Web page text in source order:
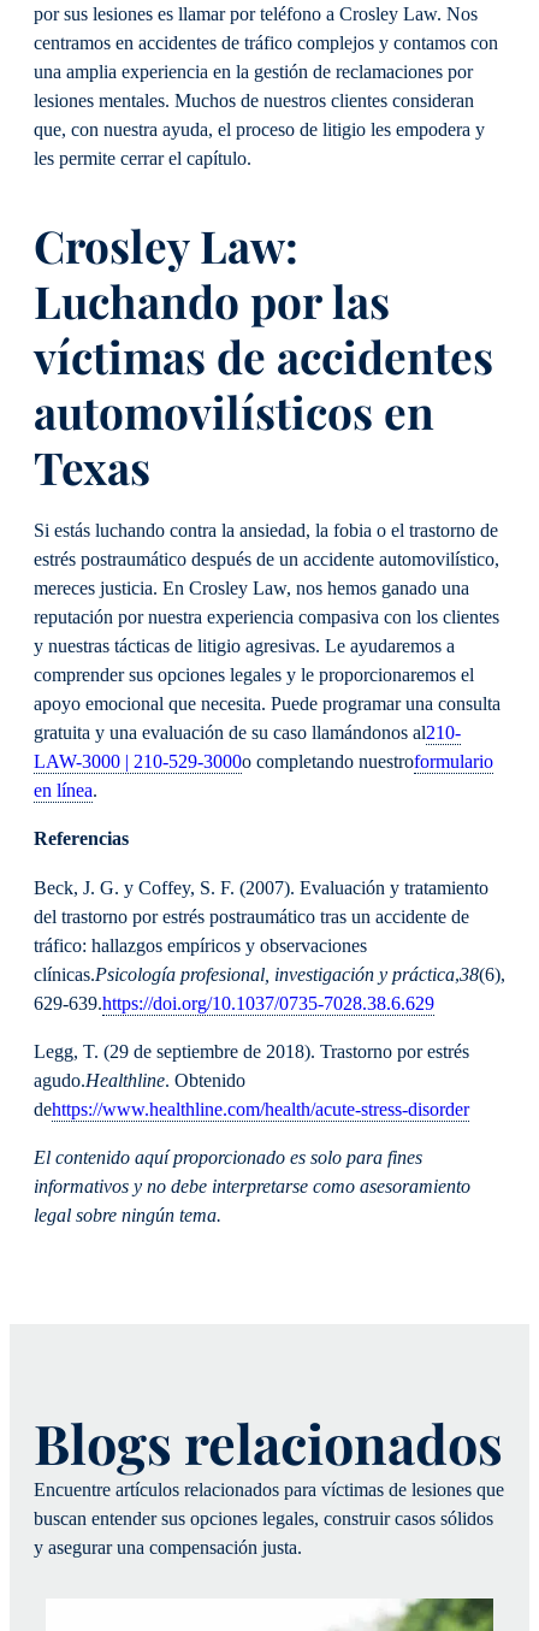
por sus lesiones es llamar por teléfono a Crosley Law. Nos
centramos en accidentes de tráfico complejos y contamos con
una amplia experiencia en la gestión de reclamaciones por
lesiones mentales. Muchos de nuestros clientes consideran
que, con nuestra ayuda, el proceso de litigio les empodera y
les permite cerrar el capítulo.
Crosley Law:
Luchando por las
víctimas de accidentes
automovilísticos en
Texas
Si estás luchando contra la ansiedad, la fobia o el trastorno de
estrés postraumático después de un accidente automovilístico,
mereces justicia. En Crosley Law, nos hemos ganado una
reputación por nuestra experiencia compasiva con los clientes
y nuestras tácticas de litigio agresivas. Le ayudaremos a
comprender sus opciones legales y le proporcionaremos el
apoyo emocional que necesita. Puede programar una consulta
gratuita y una evaluación de su caso llamándonos al210-
LAW-3000 | 210-529-3000o completando nuestroformulario
en línea.
Referencias
Beck, J. G. y Coffey, S. F. (2007). Evaluación y tratamiento
del trastorno por estrés postraumático tras un accidente de
tráfico: hallazgos empíricos y observaciones
clínicas.Psicología profesional, investigación y práctica,38(6),
629-639.https://doi.org/10.1037/0735-7028.38.6.629
Legg, T. (29 de septiembre de 2018). Trastorno por estrés
agudo.Healthline. Obtenido
dehttps://www.healthline.com/health/acute-stress-disorder
El contenido aquí proporcionado es solo para fines
informativos y no debe interpretarse como asesoramiento
legal sobre ningún tema.
Blogs relacionados
Encuentre artículos relacionados para víctimas de lesiones que
buscan entender sus opciones legales, construir casos sólidos
y asegurar una compensación justa.